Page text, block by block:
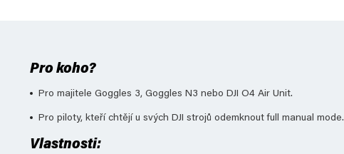
Pro koho?
Pro majitele Goggles 3, Goggles N3 nebo DJI O4 Air Unit.
Pro piloty, kteří chtějí u svých DJI strojů odemknout full manual mode.
Vlastnosti: